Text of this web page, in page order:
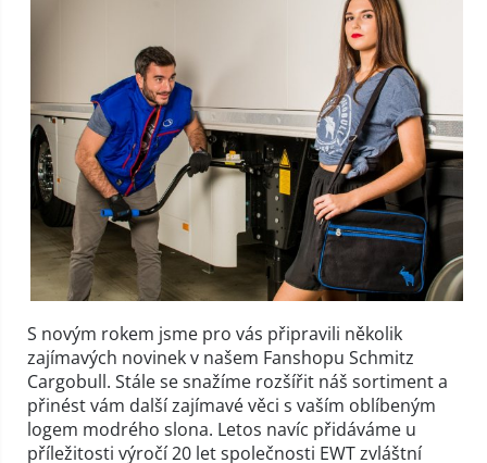
S novým rokem jsme pro vás připravili několik
zajímavých novinek v našem Fanshopu Schmitz
Cargobull. Stále se snažíme rozšířit náš sortiment a
přinést vám další zajímavé věci s vaším oblíbeným
logem modrého slona. Letos navíc přidáváme u
příležitosti výročí 20 let společnosti EWT zvláštní